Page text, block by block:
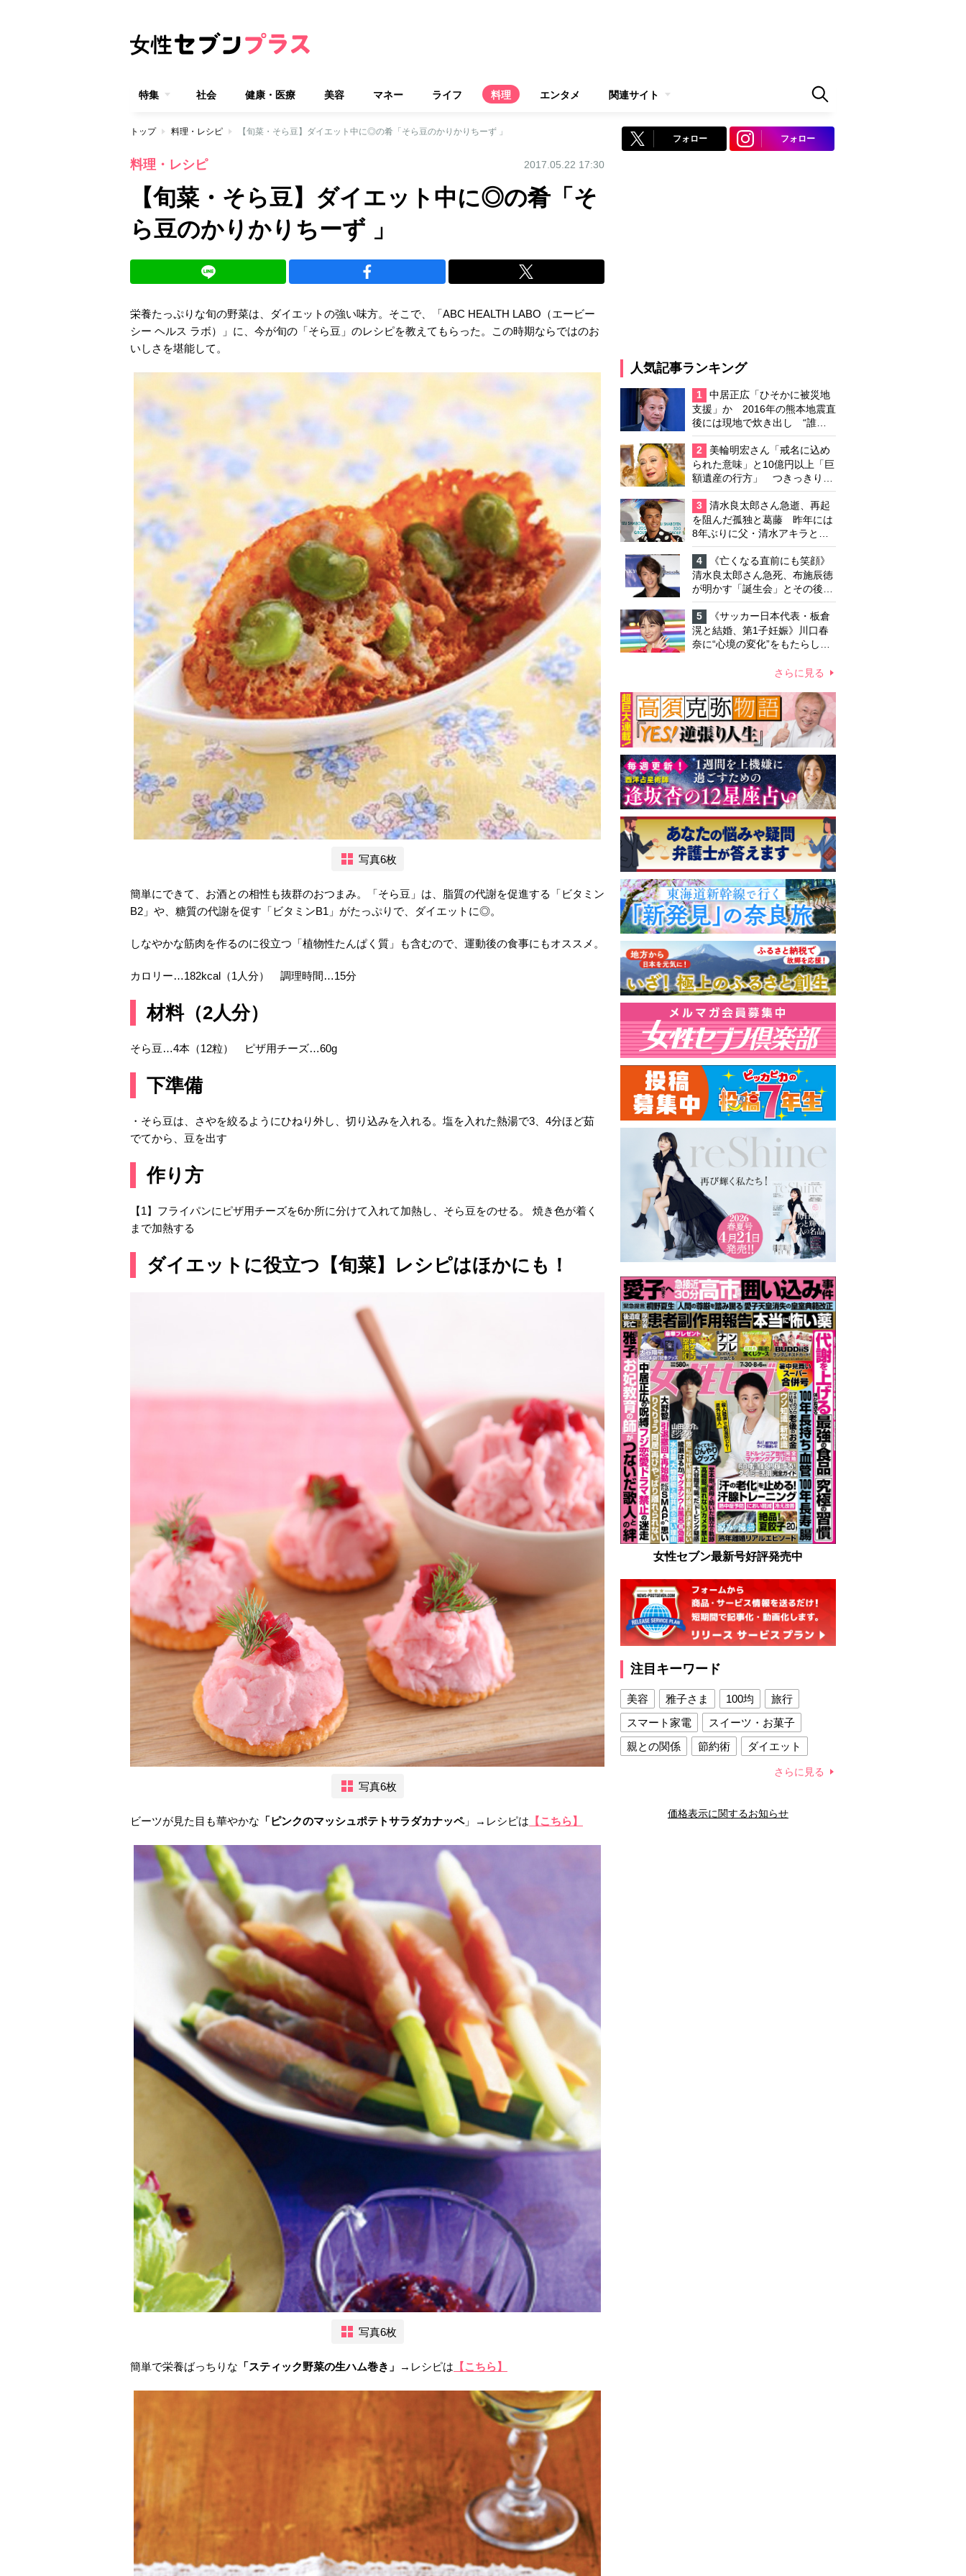
特集 社会 健康・医療 美容 マネー ライフ 料理 エンタメ 関連サイト
トップ 料理・レシピ 【旬菜・そら豆】ダイエット中に◎の肴「そら豆のかりかりちーず 」
料理・レシピ 2017.05.22 17:30
【旬菜・そら豆】ダイエット中に◎の肴「そ
ら豆のかりかりちーず 」
栄養たっぷりな旬の野菜は、ダイエットの強い味方。そこで、「ABC HEALTH LABO（エービー
シー ヘルス ラボ）」に、今が旬の「そら豆」のレシピを教えてもらった。この時期ならではのお
いしさを堪能して。
写真6枚
簡単にできて、お酒との相性も抜群のおつまみ。「そら豆」は、脂質の代謝を促進する「ビタミン
B2」や、糖質の代謝を促す「ビタミンB1」がたっぷりで、ダイエットに◎。
しなやかな筋肉を作るのに役立つ「植物性たんぱく質」も含むので、運動後の食事にもオススメ。
カロリー…182kcal（1人分） 調理時間…15分
材料（2人分）
そら豆…4本（12粒） ピザ用チーズ…60g
下準備
・そら豆は、さやを絞るようにひねり外し、切り込みを入れる。塩を入れた熱湯で3、4分ほど茹
でてから、豆を出す
作り方
【1】フライパンにピザ用チーズを6か所に分けて入れて加熱し、そら豆をのせる。 焼き色が着く
まで加熱する
ダイエットに役立つ【旬菜】レシピはほかにも！
写真6枚
ビーツが見た目も華やかな 「ピンクのマッシュポテトサラダカナッペ」→レシピは 【こちら】
写真6枚
簡単で栄養ばっちりな 「スティック野菜の生ハム巻き」 →レシピは 【こちら】
フォロー フォロー
人気記事ランキング
1
中居正広「ひそかに被災地
支援」か 2016年の熊本地震直
後には現地で炊き出し “誰に
も知られなくて良い”と、むし
ろ強まる福祉活動への思い
2
美輪明宏さん「戒名に込め
られた意味」と10億円以上「巨
額遺産の行方」 つきっきりで
私生活をサポートしていた元俳
優が相続か
3
清水良太郎さん急逝、再起
を阻んだ孤独と葛藤 昨年には
8年ぶりに父・清水アキラと共
演、本格的な活動再開に向かっ
ていたが…周囲が懸念していた
「不安定なところ」
4
《亡くなる直前にも笑顔》
清水良太郎さん急死、布施辰徳
が明かす「誕生会」とその後の
メッセージ
5
《サッカー日本代表・板倉
滉と結婚、第1子妊娠》川口春
奈に“心境の変化”をもたらした
って「がんに蝕まれる母」を演
さらに見る
女性セブン最新号好評発売中
注目キーワード
美容 雅子さま 100均
旅行
スマート家電
スイーツ・お菓子
親との関係
節約術
ダイエット
夫との関係
新津春子 どか食い
さらに見る
価格表示に関するお知らせ